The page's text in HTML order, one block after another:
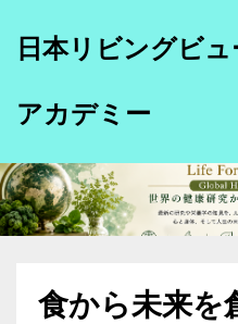
日本リビングビ
アカデミー
食から未来を